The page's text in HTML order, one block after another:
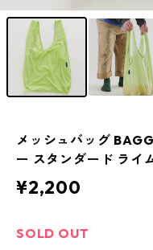
メッシュバッグ
ー スタンダード ライ
¥2,200
SOLD OUT